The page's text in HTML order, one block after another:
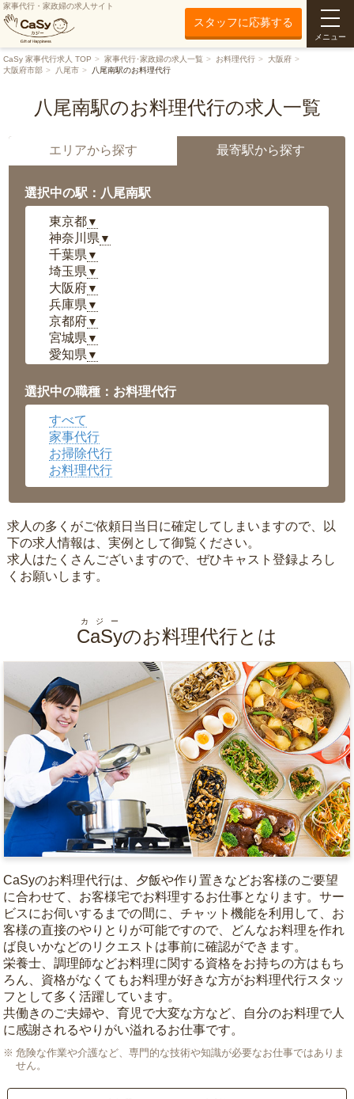
家事代行・家政婦の求人サイト
スタッフに応募する
メニュー
CaSy 家事代行求人 TOP 家事代行･家政婦の求人一覧 お料理代行
大阪府
大阪府市部
八尾市 八尾南駅のお料理代行
八尾南駅のお料理代行の求人一覧
エリアから探す 最寄駅から探す
選択中の駅：八尾南駅
東京都▼
神奈川県 ▼
千葉県 ▼
埼玉県 ▼
大阪府▼
兵庫県 ▼
京都府▼
宮城県 ▼
愛知県 ▼
岡山県▼
広島県▼
沖縄県
選択中の職種：お料理代行
すべて
家事代行
お掃除代行
お料理代行
求人の多くがご依頼日当日に確定してしまいますので、以
下の求人情報は、実例として御覧ください。
求人はたくさんございますので、ぜひキャスト登録よろし
くお願いします。
CaSy
カジー
のお料理代行とは
CaSyのお料理代行は、夕飯や作り置きなどお客様のご要望
に合わせて、お客様宅でお料理するお仕事となります。サー
ビスにお伺いするまでの間に、チャット機能を利用して、お
客様の直接のやりとりが可能ですので、どんなお料理を作れ
ば良いかなどのリクエストは事前に確認ができます。
栄養士、調理師などお料理に関する資格をお持ちの方はもち
ろん、資格がなくてもお料理が好きな方がお料理代行スタッ
フとして多く活躍しています。
共働きのご夫婦や、育児で大変な方など、自分のお料理で人
に感謝されるやりがい溢れるお仕事です。
危険な作業や介護など、専門的な技術や知識が必要なお仕事ではありま
せん。